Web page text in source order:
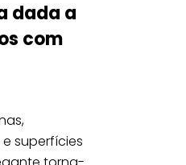
dada a
com
superfícies